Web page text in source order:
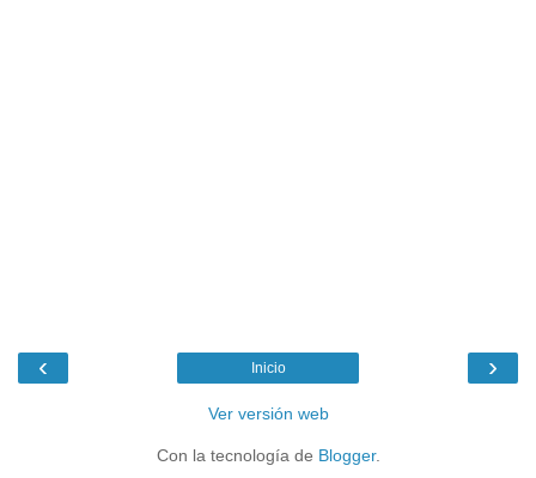
‹ ›
Inicio
Ver versión web
Con la tecnología de Blogger.